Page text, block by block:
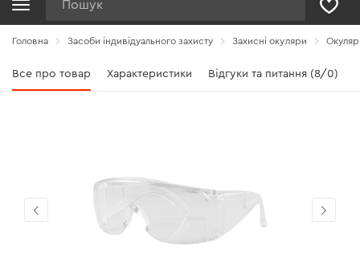
Головна Засоби індивідуального захисту Захисні окуляри
Все про товар Характеристики Відгуки та питання (8/0)